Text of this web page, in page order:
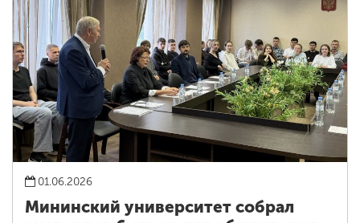
01.06.2026
Мининский университет собрал